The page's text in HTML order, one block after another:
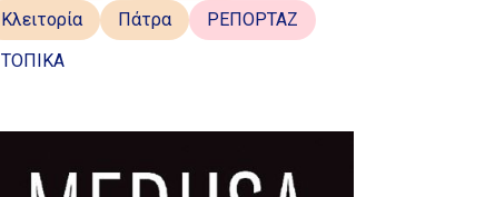
Κλειτορία
Πάτρα
ΡΕΠΟΡΤΑΖ
ΤΟΠΙΚΑ